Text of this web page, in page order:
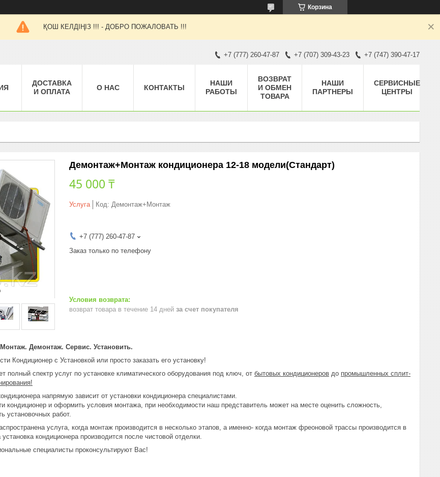
Корзина
ҚОШ КЕЛДІҢІЗ !!! - ДОБРО ПОЖАЛОВАТЬ !!!
+7 (777) 260-47-87 +7 (707) 309-43-23 +7 (747) 390-47-17
ДОСТАВКА
И ОПЛАТА
О НАС КОНТАКТЫ
НАШИ
РАБОТЫ
ВОЗВРАТ
И ОБМЕН
ТОВАРА
НАШИ
ПАРТНЕРЫ
СЕРВИСНЫЕ
ЦЕНТРЫ
Демонтаж+Монтаж кондиционера 12-18 модели(Стандарт)
45 000 ₸
Услуга Код: Демонтаж+Монтаж
+7 (777) 260-47-87
Заказ только по телефону
возврат товара в течение 14 дней за счет покупателя
Демонтаж. Сервис. Установить.
Кондиционер с Установкой или просто заказать его установку!
спектр услуг по установке климатического оборудования под ключ, от бытовых кондиционеров до промышленных сплит-
напрямую зависит от установки кондиционера специалистами.
кондиционер и оформить условия монтажа, при необходимости наш представитель может на месте оценить сложность,
установочных работ.
услуга, когда монтаж производится в несколько этапов, а именно- когда монтаж фреоновой трассы производится в
кондиционера производится после чистовой отделки.
специалисты проконсультируют Вас!